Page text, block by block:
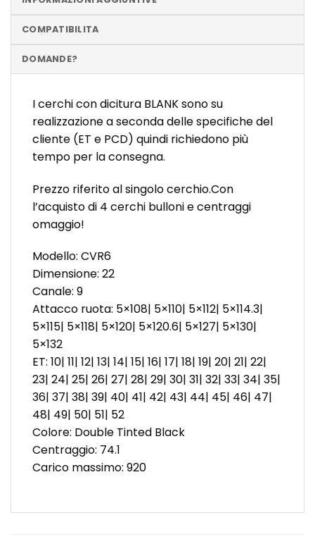
COMPATIBILITA
DOMANDE?
I cerchi con dicitura BLANK sono su
realizzazione a seconda delle specifiche del
cliente (ET e PCD) quindi richiedono più
tempo per la consegna.
Prezzo riferito al singolo cerchio.Con
l’acquisto di 4 cerchi bulloni e centraggi
omaggio!
Modello: CVR6
Dimensione: 22
Canale: 9
Attacco ruota: 5×108| 5×110| 5×112| 5×114.3|
5×115| 5×118| 5×120| 5×120.6| 5×127| 5×130|
5×132
ET: 10| 11| 12| 13| 14| 15| 16| 17| 18| 19| 20| 21| 22|
23| 24| 25| 26| 27| 28| 29| 30| 31| 32| 33| 34| 35|
36| 37| 38| 39| 40| 41| 42| 43| 44| 45| 46| 47|
48| 49| 50| 51| 52
Colore: Double Tinted Black
Centraggio: 74.1
Carico massimo: 920